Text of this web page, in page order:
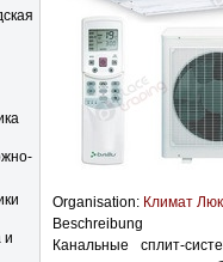
и
Organisation: Климат
Beschreibung
Канальные сплит-